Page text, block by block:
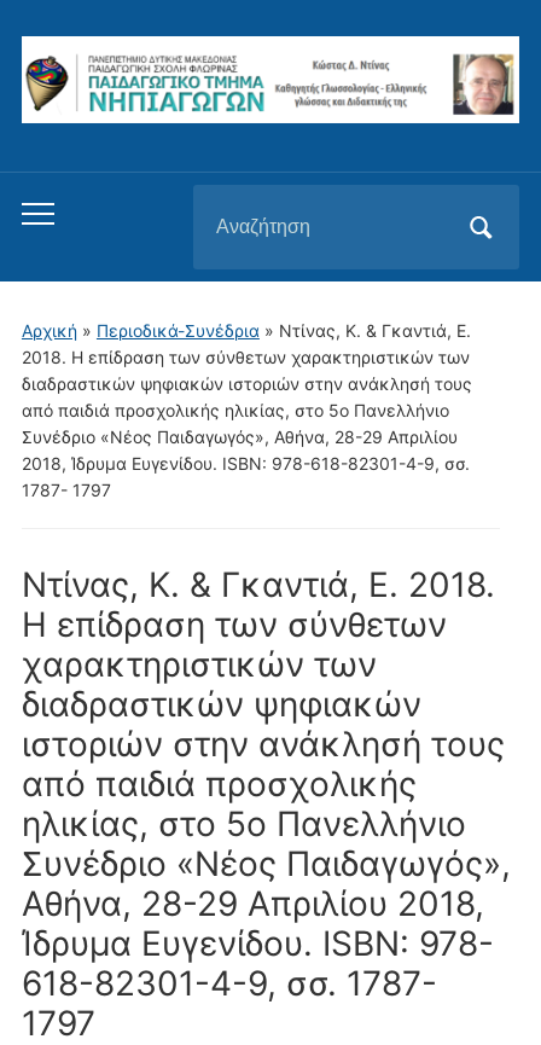
Εναλλαγή
μενού
για
κινητά
για:
Αρχική» Περιοδικά-Συνέδρια » Ντίνας, Κ. & Γκαντιά, Ε.
2018. Η επίδραση των σύνθετων χαρακτηριστικών των
διαδραστικών ψηφιακών ιστοριών στην ανάκλησή τους
από παιδιά προσχολικής ηλικίας, στο 5ο Πανελλήνιο
Συνέδριο «Νέος Παιδαγωγός», Αθήνα, 28-29 Απριλίου
2018, Ίδρυμα Ευγενίδου. ISBN: 978-618-82301-4-9, σσ.
1787- 1797
Ντίνας, Κ. & Γκαντιά, Ε. 2018.
Η επίδραση των σύνθετων
χαρακτηριστικών των
διαδραστικών ψηφιακών
ιστοριών στην ανάκλησή τους
από παιδιά προσχολικής
ηλικίας, στο 5ο Πανελλήνιο
Συνέδριο «Νέος Παιδαγωγός»,
Αθήνα, 28-29 Απριλίου 2018,
Ίδρυμα Ευγενίδου. ISBN: 978-
618-82301-4-9, σσ. 1787-
1797